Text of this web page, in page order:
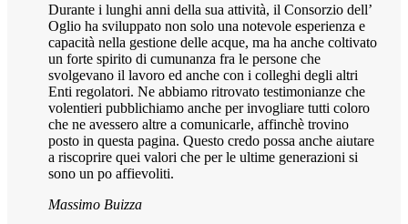
Durante i lunghi anni della sua attività, il Consorzio dell’
Oglio ha sviluppato non solo una notevole esperienza e
capacità nella gestione delle acque, ma ha anche coltivato
un forte spirito di cumunanza fra le persone che
svolgevano il lavoro ed anche con i colleghi degli altri
Enti regolatori. Ne abbiamo ritrovato testimonianze che
volentieri pubblichiamo anche per invogliare tutti coloro
che ne avessero altre a comunicarle, affinchè trovino
posto in questa pagina. Questo credo possa anche aiutare
a riscoprire quei valori che per le ultime generazioni si
sono un po affievoliti.
Massimo Buizza